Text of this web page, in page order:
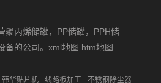
聚丙烯储罐， PP储罐， PPH储
备的公司。xml地图 htm地图
韩华贴片机 线路板加工 不锈钢除尘器